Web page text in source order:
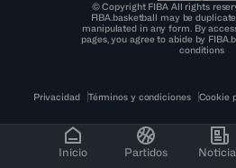
Inicio Partidos
© Copyright FIBA All rights
FIBA.basketball may be
manipulated in any form. By
pages, you agree to abide by
conditions
Privacidad Términos y condiciones Cookie